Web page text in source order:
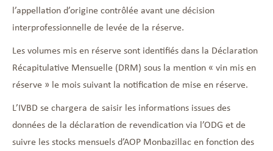
l’appellation d’origine contrôlée avant une décision
interprofessionnelle de levée de la réserve.
Les volumes mis en réserve sont identifiés dans la Déclaration
Récapitulative Mensuelle (DRM) sous la mention « vin mis en
réserve » le mois suivant la notification de mise en réserve.
L’IVBD se chargera de saisir les informations issues des
données de la déclaration de revendication via l’ODG et de
suivre les stocks mensuels d’AOP Monbazillac en fonction des